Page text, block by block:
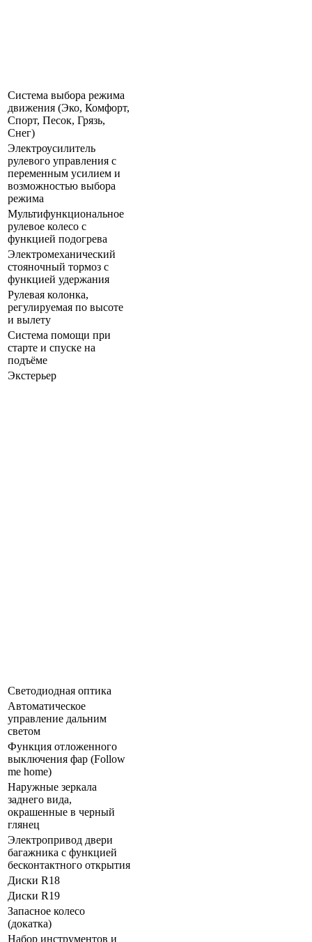
Система выбора режима
движения (Эко, Комфорт,
Спорт, Песок, Грязь,
Снег)
Электроусилитель
рулевого управления с
переменным усилием и
возможностью выбора
режима
Мультифункциональное
рулевое колесо с
функцией подогрева
Электромеханический
стояночный тормоз с
функцией удержания
Рулевая колонка,
регулируемая по высоте
и вылету
Система помощи при
старте и спуске на
подъёме
Экстерьер
Светодиодная оптика
Автоматическое
управление дальним
светом
Функция отложенного
выключения фар (Follow
me home)
Наружные зеркала
заднего вида,
окрашенные в черный
глянец
Электропривод двери
багажника с функцией
бесконтактного открытия
Диски R18
Диски R19
Запасное колесо
(докатка)
Набор инструментов и